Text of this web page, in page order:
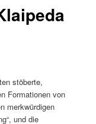
stöberte,
Formationen von
merkwürdigen
und die